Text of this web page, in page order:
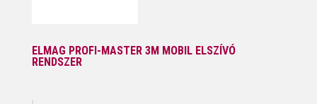
ELMAG PROFI-MASTER 3M MOBIL ELSZÍVÓ
RENDSZER